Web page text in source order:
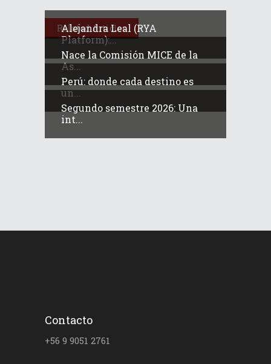
Related Articles
Alejandra Leal (RYA
Platform):...
Nace la Comisión MICE de la
As...
Perú: donde cada destino es
un...
Segundo semestre 2026: Una
int...
Contacto
+56 9 9051 2761